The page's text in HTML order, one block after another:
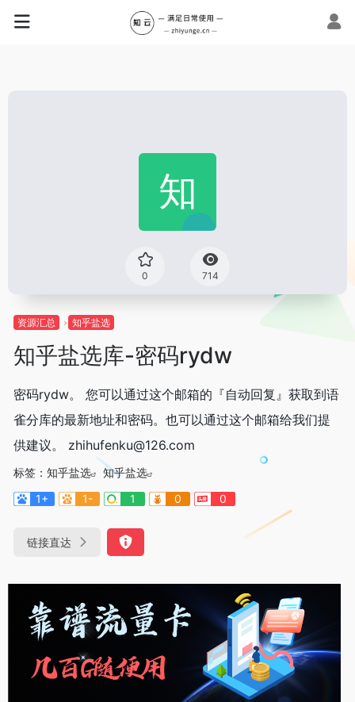
0 714
资源汇总 知乎盐选
知乎盐选库-密码rydw
密码rydw。 您可以通过这个邮箱的『自动回复』获取到语
雀分库的最新地址和密码。也可以通过这个邮箱给我们提
供建议。 zhihufenku@126.com
标签： 知乎盐选
知乎盐选
1+
1- 1 0 0
链接直达